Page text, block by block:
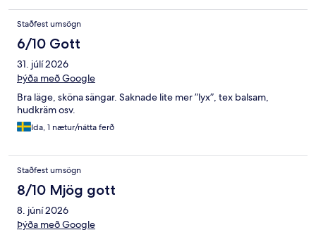
Staðfest umsögn
6/10 Gott
31. júlí 2026
Þýða með Google
Bra läge, sköna sängar. Saknade lite mer ”lyx”, tex balsam,
hudkräm osv.
Ida, 1 nætur/nátta ferð
Staðfest umsögn
8/10 Mjög gott
8. júní 2026
Þýða með Google